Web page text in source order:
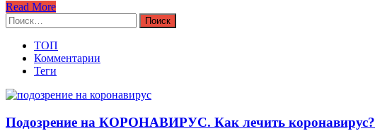
Read More
Найти:
ТОП
Комментарии
Теги
Подозрение на КОРОНАВИРУС. Как лечить коронавирус?